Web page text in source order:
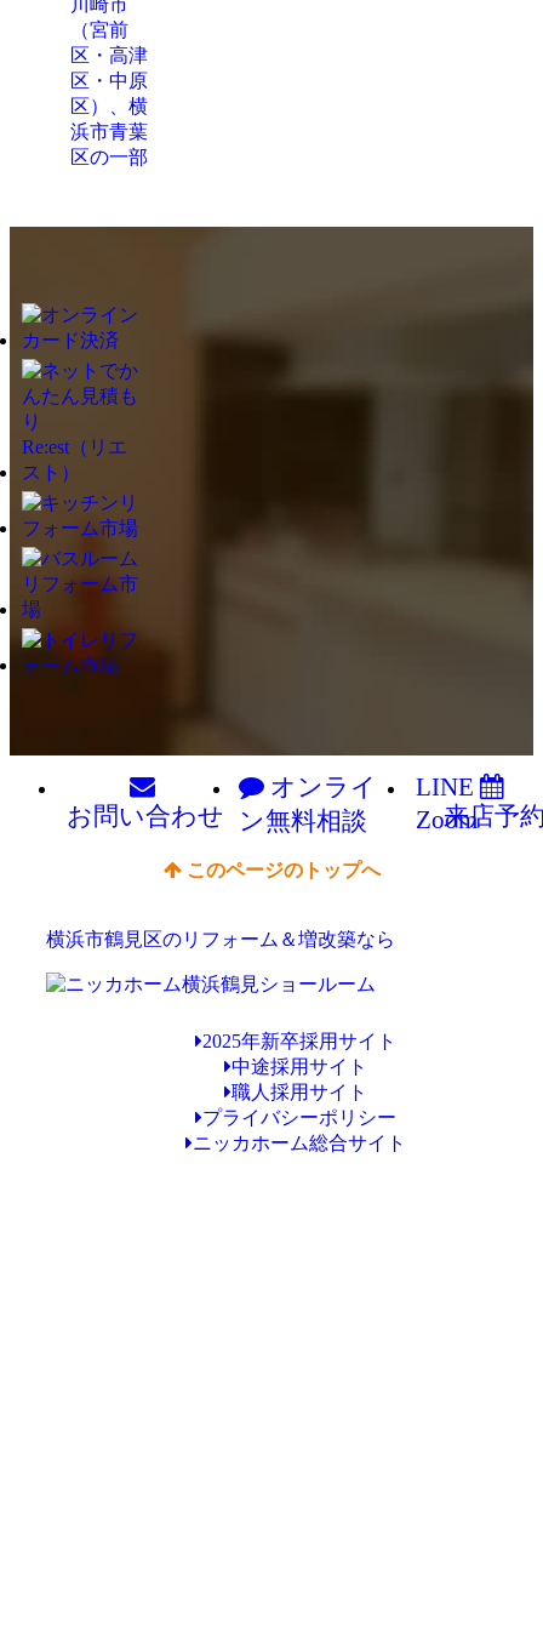
川崎市
（宮前
区・高津
区・中原
区）、横
浜市青葉
区の一部
お問い合わせ
オンライ
ン無料相談
LINE
Zoom
来店予
このページのトップへ
横浜市鶴見区のリフォーム＆増改築なら
2025年新卒採用サイト
中途採用サイト
職人採用サイト
プライバシーポリシー
ニッカホーム総合サイト